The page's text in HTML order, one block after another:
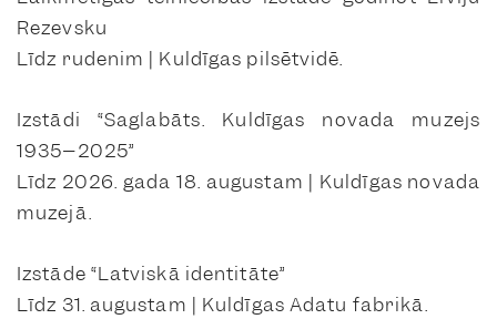
Rezevsku
Līdz rudenim | Kuldīgas pilsētvidē.
Izstādi “Saglabāts. Kuldīgas novada muzejs
1935–2025”
Līdz 2026. gada 18. augustam | Kuldīgas novada
muzejā.
Izstāde “Latviskā identitāte”
Līdz 31. augustam | Kuldīgas Adatu fabrikā.